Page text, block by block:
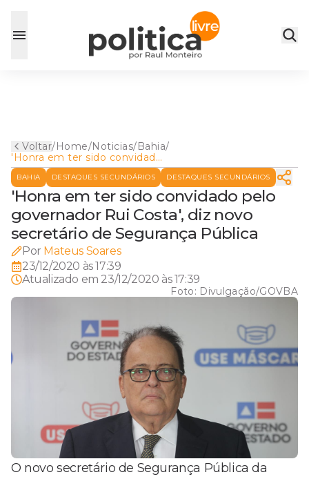
Voltar/Home/Noticias/Bahia/
'Honra em ter sido convidado
pelo governador Rui Costa',
diz novo secretário de
Segurança Pública
BAHIA DESTAQUES SECUNDÁRIOS DESTAQUES SECUNDÁRIOS
'Honra em ter sido convidado pelo
governador Rui Costa', diz novo
secretário de Segurança Pública
Por Mateus Soares
23/12/2020 às 17:39
Atualizado em 23/12/2020 às 17:39
Foto: Divulgação/GOVBA
O novo secretário de Segurança Pública da